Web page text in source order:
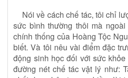
Nói về cách chế tác, tôi chỉ
sức bình thường thôi mà
chính thống của Hoàng Tộc
biết. Và tôi nêu vài điểm đặc
động sinh học đối với sức
đường nét chế tác vật lý như: